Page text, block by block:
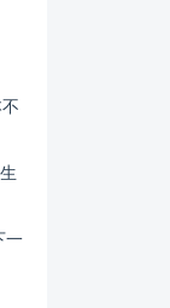
一